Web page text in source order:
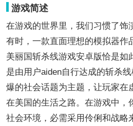
游戏简述
在游戏的世界里，我们习惯了饰
有时，一款直面理想的模拟器作
美丽国斩杀线游戏安卓版恰是如
是由用户aiden自行达成的斩杀
爆的社会话题为主题，让玩家在
在美国的生活之路。在游戏中，
社会环境，必需采用伶俐和战略